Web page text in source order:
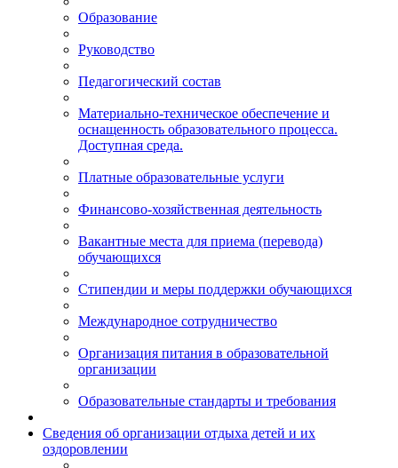
Образование
Руководство
Педагогический состав
Материально-техническое обеспечение и
оснащенность образовательного процесса.
Доступная среда.
Платные образовательные услуги
Финансово-хозяйственная деятельность
Вакантные места для приема (перевода)
обучающихся
Стипендии и меры поддержки обучающихся
Международное сотрудничество
Организация питания в образовательной
организации
Образовательные стандарты и требования
Сведения об организации отдыха детей и их
оздоровлении